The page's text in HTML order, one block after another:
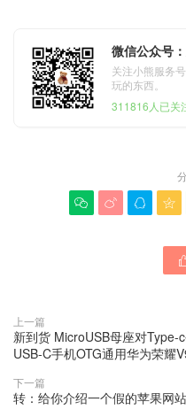
微信公众号
关注小熊服务
玩的东西。
311816人已关
   
上一篇
新到货 MicroUSB母座对
USB-C手机OTG通用华为荣耀
下一篇
转：给你介绍一个假的苹果网